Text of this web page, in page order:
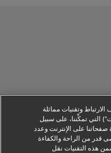
وتقنيات مماثلة
التي تمكِّننا، على سبيل
صفحاتنا على الإنترنت وعدد
قدر من الراحة والكفاءة
هذه التقنيات نقل